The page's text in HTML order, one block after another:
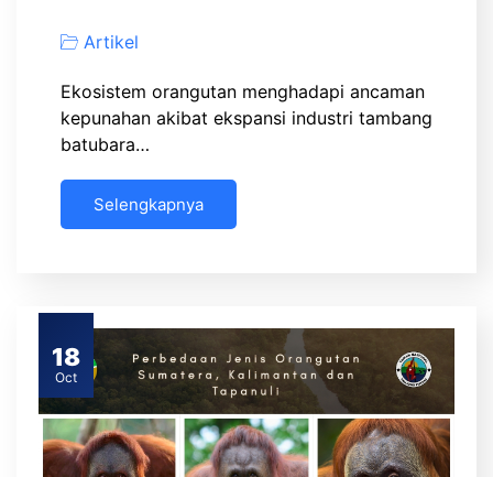
Artikel
Ekosistem orangutan menghadapi ancaman
kepunahan akibat ekspansi industri tambang
batubara…
Selengkapnya
18
Oct